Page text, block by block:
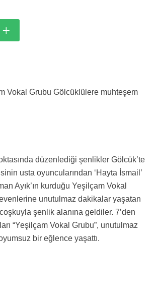
Vokal Grubu Gölcüklülere muhteşem
düzenlediği şenlikler Gölcük’te
usta oyuncularından ‘Hayta İsmail’
Ayık’ın kurduğu Yeşilçam Vokal
unutulmaz dakikalar yaşatan
şenlik alanına geldiler. 7’den
“Yeşilçam Vokal Grubu”, unutulmaz
bir eğlence yaşattı.